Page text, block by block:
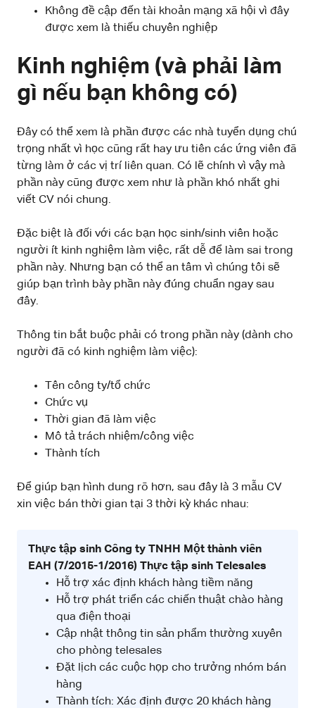
Không đề cập đến tài khoản mạng xã hội vì đây
được xem là thiếu chuyên nghiệp
Kinh nghiệm (và phải làm
gì nếu bạn không có)
Đây có thể xem là phần được các nhà tuyển dụng chú
trọng nhất vì học cũng rất hay ưu tiên các ứng viên đã
từng làm ở các vị trí liên quan. Có lẽ chính vì vậy mà
phần này cũng được xem như là phần khó nhất ghi
viết CV nói chung.
Đặc biệt là đối với các bạn học sinh/sinh viên hoặc
người ít kinh nghiệm làm việc, rất dễ để làm sai trong
phần này. Nhưng bạn có thể an tâm vì chúng tôi sẽ
giúp bạn trình bày phần này đúng chuẩn ngay sau
đây.
Thông tin bắt buộc phải có trong phần này (dành cho
người đã có kinh nghiệm làm việc):
Tên công ty/tổ chức
Chức vụ
Thời gian đã làm việc
Mô tả trách nhiệm/công việc
Thành tích
Để giúp bạn hình dung rõ hơn, sau đây là 3 mẫu CV
xin việc bán thời gian tại 3 thời kỳ khác nhau:
Thực tập sinh Công ty TNHH Một thành viên
EAH (7/2015-1/2016) Thực tập sinh Telesales
Hỗ trợ xác định khách hàng tiềm năng
Hỗ trợ phát triển các chiến thuật chào hàng
qua điện thoại
Cập nhật thông tin sản phẩm thường xuyên
cho phòng telesales
Đặt lịch các cuộc họp cho trưởng nhóm bán
hàng
Thành tích: Xác định được 20 khách hàng